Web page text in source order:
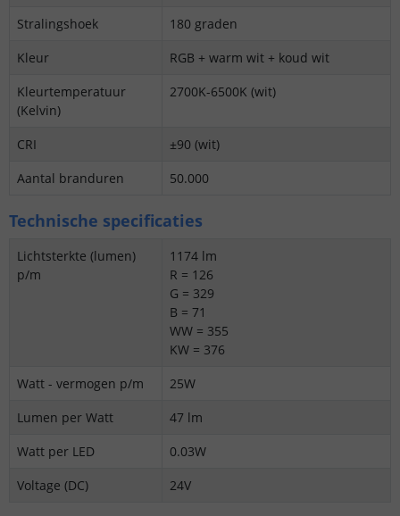
Stralingshoek
180 graden
Kleur
RGB + warm wit + koud wit
Kleurtemperatuur
(Kelvin)
2700K-6500K (wit)
CRI
±90 (wit)
Aantal branduren
50.000
Technische specificaties
Lichtsterkte (lumen)
p/m
1174 lm
R = 126
G = 329
B = 71
WW = 355
KW = 376
Watt - vermogen p/m
25W
Lumen per Watt
47 lm
Watt per LED
0.03W
Voltage (DC)
24V